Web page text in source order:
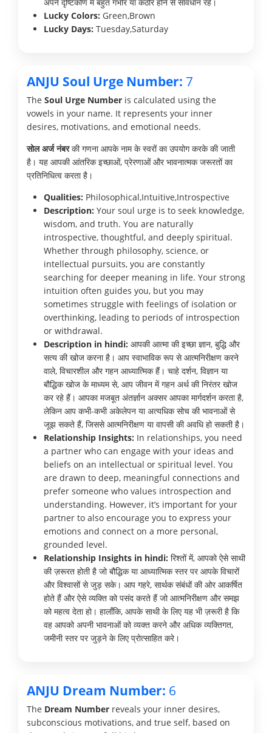
Lucky Colors: Green,Brown
Lucky Days: Tuesday,Saturday
ANJU Soul Urge Number: 7
The Soul Urge Number is calculated using the
vowels in your name. It represents your inner
desires, motivations, and emotional needs.
सोल अर्ज नंबरकी गणना आपके नाम के स्वरों का उपयोग करके की जाती
है। यह आपकी आंतरिक इच्छाओं, प्रेरणाओं और भावनात्मक जरूरतों का
प्रतिनिधित्व करता है।
Qualities: Philosophical,Intuitive,Introspective
Description: Your soul urge is to seek knowledge,
wisdom, and truth. You are naturally
introspective, thoughtful, and deeply spiritual.
Whether through philosophy, science, or
intellectual pursuits, you are constantly
searching for deeper meaning in life. Your strong
intuition often guides you, but you may
sometimes struggle with feelings of isolation or
overthinking, leading to periods of introspection
or withdrawal.
Description in hindi: आपकी आत्मा की इच्छा ज्ञान, बुद्धि और
सत्य की खोज करना है। आप स्वाभाविक रूप से आत्मनिरीक्षण करने
वाले, विचारशील और गहन आध्यात्मिक हैं। चाहे दर्शन, विज्ञान या
बौद्धिक खोज के माध्यम से, आप जीवन में गहन अर्थ की निरंतर खोज
कर रहे हैं। आपका मजबूत अंतर्ज्ञान अक्सर आपका मार्गदर्शन करता है,
लेकिन आप कभी-कभी अकेलेपन या अत्यधिक सोच की भावनाओं से
जूझ सकते हैं, जिससे आत्मनिरीक्षण या वापसी की अवधि हो सकती है।
Relationship Insights: In relationships, you need
a partner who can engage with your ideas and
beliefs on an intellectual or spiritual level. You
are drawn to deep, meaningful connections and
prefer someone who values introspection and
understanding. However, it’s important for your
partner to also encourage you to express your
emotions and connect on a more personal,
grounded level.
Relationship Insights in hindi: रिश्तों में, आपको ऐसे साथी
की ज़रूरत होती है जो बौद्धिक या आध्यात्मिक स्तर पर आपके विचारों
और विश्वासों से जुड़ सके। आप गहरे, सार्थक संबंधों की ओर आकर्षित
होते हैं और ऐसे व्यक्ति को पसंद करते हैं जो आत्मनिरीक्षण और समझ
को महत्व देता हो। हालाँकि, आपके साथी के लिए यह भी ज़रूरी है कि
वह आपको अपनी भावनाओं को व्यक्त करने और अधिक व्यक्तिगत,
जमीनी स्तर पर जुड़ने के लिए प्रोत्साहित करे।
ANJU Dream Number: 6
The Dream Number reveals your inner desires,
subconscious motivations, and true self, based on